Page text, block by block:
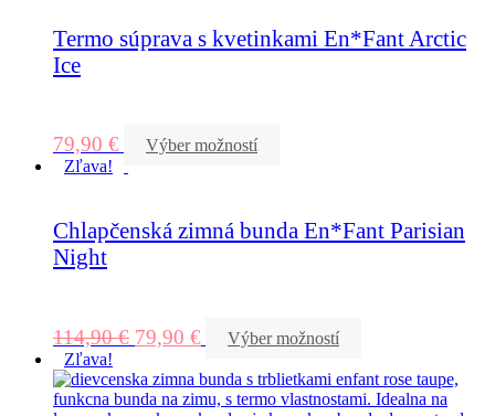
Termo súprava s kvetinkami En*Fant Arctic
Ice
79,90 €
Výber možností
Zľava!
Chlapčenská zimná bunda En*Fant Parisian
Night
114,90€ 79,90 €
Výber možností
Zľava!